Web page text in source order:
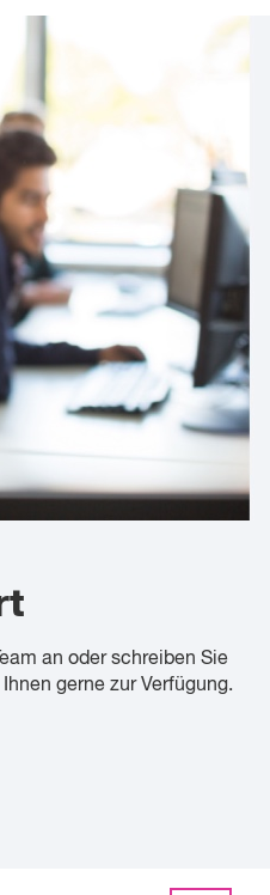
an oder schreiben Sie
gerne zur Verfügung.